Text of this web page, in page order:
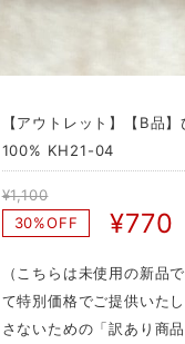
【アウトレット】【B品
100% KH21-04
¥1,100
30%OFF
¥770
（こちらは未使用の新品
て特別価格でご提供いた
さないための「訳あり商